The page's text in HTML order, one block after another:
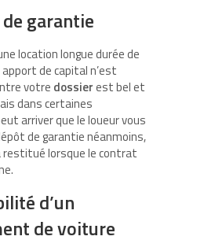
garantie
location longue durée de
de capital n’est
votre dossierest bel et
dans certaines
arriver que le loueur vous
de garantie néanmoins,
restitué lorsque le contrat
d’un
de voiture